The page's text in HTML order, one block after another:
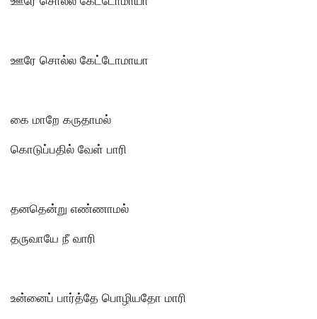
ஊரே சொல்ல கேட்டோமாயா
கை மாறே கருதாமல்
கொடுப்பதில் வேள் பாரி
தனதென்று எண்ணாமல்
தருவாயே நீ வாரி
உன்னைப் பார்த்தே பொழியதோ மாரி